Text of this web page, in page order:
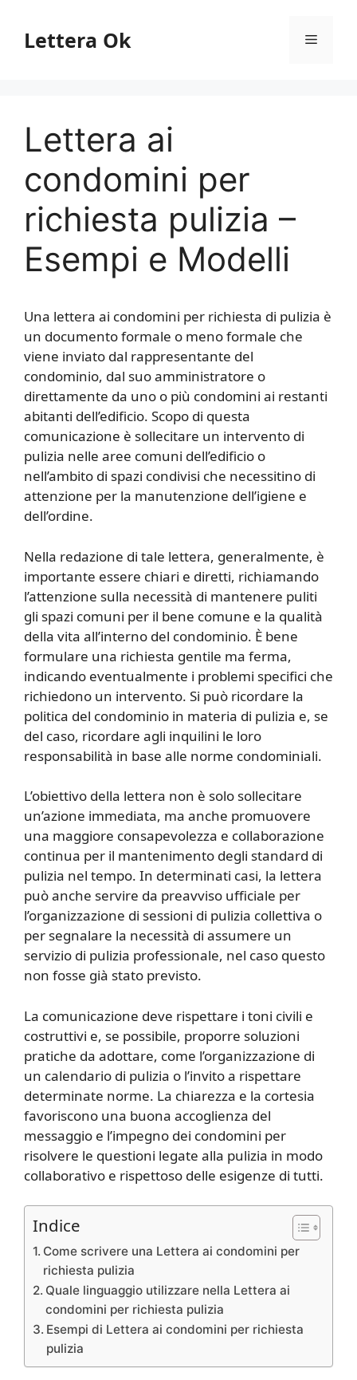
contenuto
Lettera Ok Menu
Lettera ai
condomini per
richiesta pulizia –
Esempi e Modelli
Una lettera ai condomini per richiesta di pulizia è
un documento formale o meno formale che
viene inviato dal rappresentante del
condominio, dal suo amministratore o
direttamente da uno o più condomini ai restanti
abitanti dell’edificio. Scopo di questa
comunicazione è sollecitare un intervento di
pulizia nelle aree comuni dell’edificio o
nell’ambito di spazi condivisi che necessitino di
attenzione per la manutenzione dell’igiene e
dell’ordine.
Nella redazione di tale lettera, generalmente, è
importante essere chiari e diretti, richiamando
l’attenzione sulla necessità di mantenere puliti
gli spazi comuni per il bene comune e la qualità
della vita all’interno del condominio. È bene
formulare una richiesta gentile ma ferma,
indicando eventualmente i problemi specifici che
richiedono un intervento. Si può ricordare la
politica del condominio in materia di pulizia e, se
del caso, ricordare agli inquilini le loro
responsabilità in base alle norme condominiali.
L’obiettivo della lettera non è solo sollecitare
un’azione immediata, ma anche promuovere
una maggiore consapevolezza e collaborazione
continua per il mantenimento degli standard di
pulizia nel tempo. In determinati casi, la lettera
può anche servire da preavviso ufficiale per
l’organizzazione di sessioni di pulizia collettiva o
per segnalare la necessità di assumere un
servizio di pulizia professionale, nel caso questo
non fosse già stato previsto.
La comunicazione deve rispettare i toni civili e
costruttivi e, se possibile, proporre soluzioni
pratiche da adottare, come l’organizzazione di
un calendario di pulizia o l’invito a rispettare
determinate norme. La chiarezza e la cortesia
favoriscono una buona accoglienza del
messaggio e l’impegno dei condomini per
risolvere le questioni legate alla pulizia in modo
collaborativo e rispettoso delle esigenze di tutti.
Indice
Come scrivere una Lettera ai condomini per
richiesta pulizia
Quale linguaggio utilizzare nella Lettera ai
condomini per richiesta pulizia
Esempi di Lettera ai condomini per richiesta
pulizia